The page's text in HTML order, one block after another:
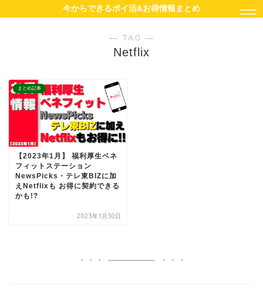
今からできるポイ活&お得情報まとめ
― TAG ―
Netflix
まとめ記事
【2023年1月】 福利厚生ベネ
フィットステーション
NewsPicks・テレ東BIZに加
えNetflixも お得に契約できる
かも!?
2023年1月30日